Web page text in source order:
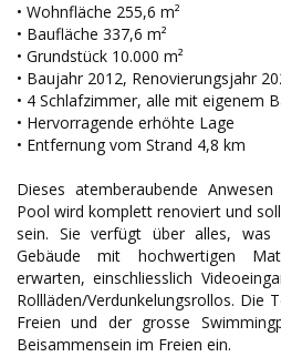
• Wohnfläche 255,6 m²
• Baufläche 337,6 m²
• Grundstück 10.000 m²
• Baujahr 2012, Renovierungsjahr
• 4 Schlafzimmer, alle mit eigenem
• Hervorragende erhöhte Lage
• Entfernung vom Strand 4,8 km
Dieses atemberaubende
Pool wird komplett renoviert und
sein. Sie verfügt über alles, was
Gebäude mit hochwertigen
erwarten, einschliesslich
Rollläden/Verdunkelungsrollos. Die
Freien und der grosse
Beisammensein im Freien ein.